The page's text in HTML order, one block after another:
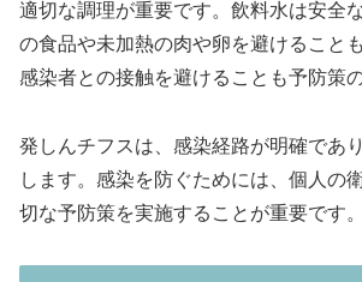
適切な調理が重要です。飲料水は安全
の食品や未加熱の肉や卵を避けること
感染者との接触を避けることも予防策
発しんチフスは、感染経路が明確であ
します。感染を防ぐためには、個人の
切な予防策を実施することが重要です。